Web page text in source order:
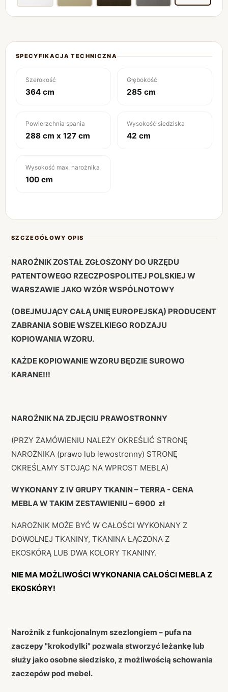
SPECYFIKACJA TECHNICZNA
Szerokość
364 cm
Głębokość
285 cm
Powierzchnia spania
288 cm x 127 cm
Wysokość siedziska
42 cm
Wysokość max. narożnika
100 cm
SZCZEGÓŁOWY OPIS
NAROŻNIK ZOSTAŁ ZGŁOSZONY DO URZĘDU
PATENTOWEGO RZECZPOSPOLITEJ POLSKIEJ W
WARSZAWIE JAKO WZÓR WSPÓLNOTOWY
(OBEJMUJĄCY CAŁĄ UNIĘ EUROPEJSKĄ) PRODUCENT
ZABRANIA SOBIE WSZELKIEGO RODZAJU
KOPIOWANIA WZORU.
KAŻDE KOPIOWANIE WZORU BĘDZIE SUROWO
KARANE!!!
NAROŻNIK NA ZDJĘCIU PRAWOSTRONNY
(PRZY ZAMÓWIENIU NALEŻY OKREŚLIĆ STRONĘ
NAROŻNIKA (prawo lub lewostronny) STRONĘ
OKREŚLAMY STOJĄC NA WPROST MEBLA)
WYKONANY Z IV GRUPY TKANIN – TERRA - CENA
MEBLA W TAKIM ZESTAWIENIU – 6900 zł
NAROŻNIK MOŻE BYĆ W CAŁOŚCI WYKONANY Z
DOWOLNEJ TKANINY, TKANINA ŁĄCZONA Z
EKOSKÓRĄ LUB DWA KOLORY TKANINY.
NIE MA MOŻLIWOŚCI WYKONANIA CAŁOŚCI MEBLA Z
EKOSKÓRY!
Narożnik z funkcjonalnym szezlongiem – pufa na
zaczepy "krokodylki" pozwala stworzyć leżankę lub
służy jako osobne siedzisko, z możliwością schowania
zaczepów pod mebel.